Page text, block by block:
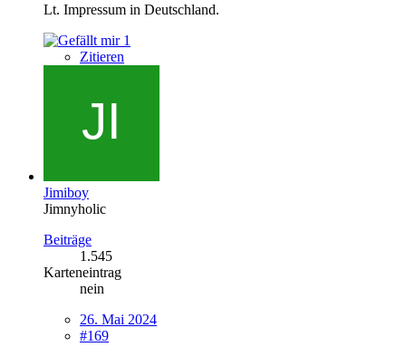
Lt. Impressum in Deutschland.
1
Zitieren
Jimiboy
Jimnyholic
Beiträge
1.545
Karteneintrag
nein
26. Mai 2024
#169